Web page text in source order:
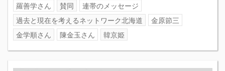
羅善学さん
賛同
連帯のメッセージ
過去と現在を考えるネットワーク北海道
金原節三
金学順さん
陳金玉さん 韓京姫